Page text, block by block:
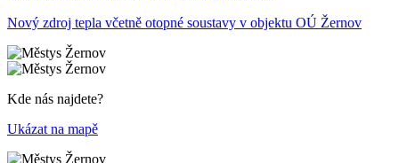
Nový zdroj tepla včetně otopné soustavy v objektu OÚ Žernov
Kde nás najdete?
Ukázat na mapě